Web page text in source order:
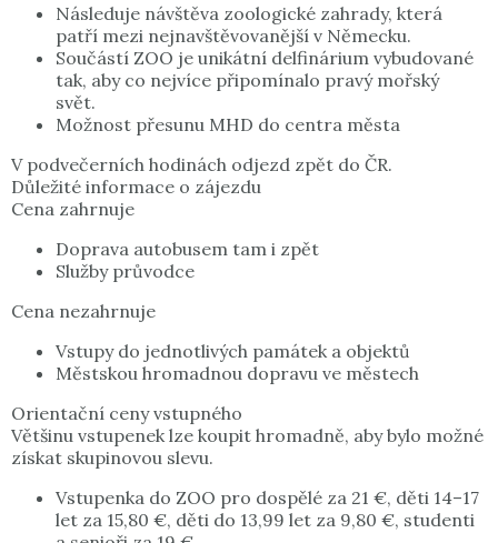
Následuje návštěva zoologické zahrady, která
patří mezi nejnavštěvovanější v Německu.
Součástí ZOO je unikátní delfinárium vybudované
tak, aby co nejvíce připomínalo pravý mořský
svět.
Možnost přesunu MHD do centra města
V podvečerních hodinách odjezd zpět do ČR.
Důležité informace o zájezdu
Cena zahrnuje
Doprava autobusem tam i zpět
Služby průvodce
Cena nezahrnuje
Vstupy do jednotlivých památek a objektů
Městskou hromadnou dopravu ve městech
Orientační ceny vstupného
Většinu vstupenek lze koupit hromadně, aby bylo možné
získat skupinovou slevu.
Vstupenka do ZOO pro dospělé za 21 €, děti 14–17
let za 15,80 €, děti do 13,99 let za 9,80 €, studenti